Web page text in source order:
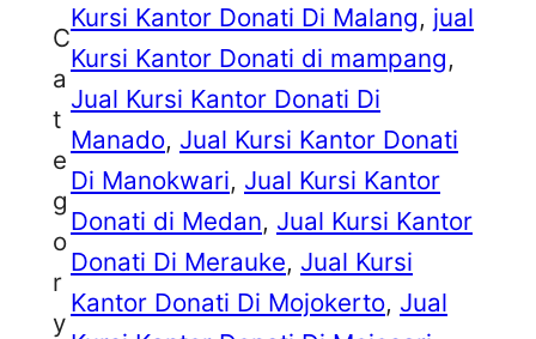
C
a
t
e
g
o
r
y
Kursi Kantor Donati Di Malang, jual
Kursi Kantor Donati di mampang
Jual Kursi Kantor Donati Di
Manado, Jual Kursi Kantor Donati
Di Manokwari, Jual Kursi Kantor
Donati di Medan, Jual Kursi Kantor
Donati Di Merauke, Jual Kursi
Kantor Donati Di Mojokerto, Jual